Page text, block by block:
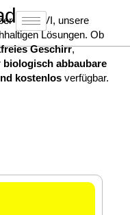
FRENVI, unsere
Lösungen. Ob
Geschirr,
biologisch abbaubare
kostenlosverfügbar.